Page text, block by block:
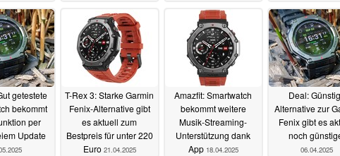
neuen
25.11.2025
07.09.2025
Angriff auf die
Fenix
getestete
bekommt
per
Update
T-Rex 3: Starke Garmin
Fenix-Alternative gibt
es aktuell zum
Bestpreis für unter 220
Euro 21.04.2025
Amazfit: Smartwatch
bekommt weitere
Musik-Streaming-
Unterstützung dank
App 18.04.2025
Deal:
Alternative zur
Fenix gibt es
noch
06.04.2025